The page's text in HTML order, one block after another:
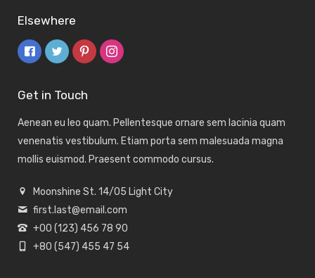
Elsewhere
Get in Touch
Aenean eu leo quam. Pellentesque ornare sem lacinia quam
venenatis vestibulum. Etiam porta sem malesuada magna
mollis euismod. Praesent commodo cursus.
Moonshine St. 14/05 Light City
first.last@email.com
+00 (123) 456 78 90
+80 (547) 455 47 54